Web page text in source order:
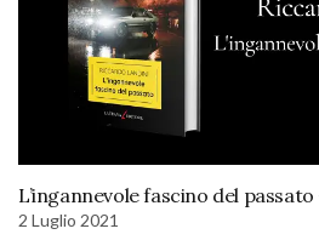
L’ingannevole fascino del
2 Luglio 2021